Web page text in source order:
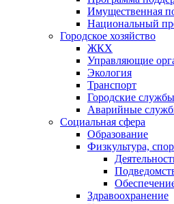
Имущественная
Национальный
Городское хозяйство
ЖКХ
Управляющие
Экология
Транспорт
Городские службы
Аварийные
Социальная сфера
Образование
Физкультура,
Здравоохранение